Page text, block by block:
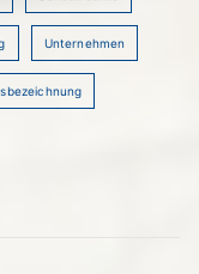
Unternehmen